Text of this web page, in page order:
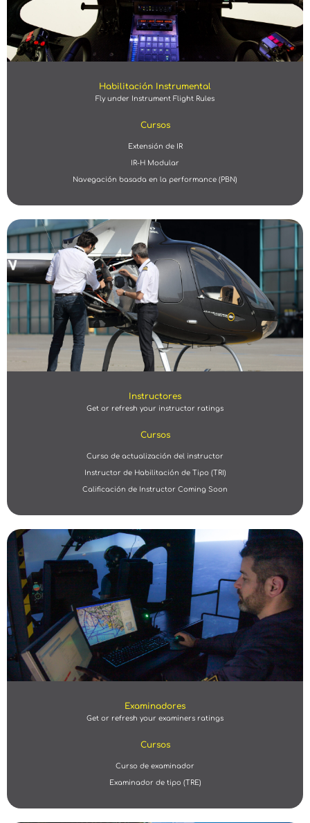
Habilitación Instrumental
Fly under Instrument Flight Rules
Cursos
Extensión de IR
IR-H Modular
Navegación basada en la performance (PBN)
Instructores
Get or refresh your instructor ratings
Cursos
Curso de actualización del instructor
Instructor de Habilitación de Tipo (TRI)
Calificación de Instructor Coming Soon
Examinadores
Get or refresh your examiners ratings
Cursos
Curso de examinador
Examinador de tipo (TRE)